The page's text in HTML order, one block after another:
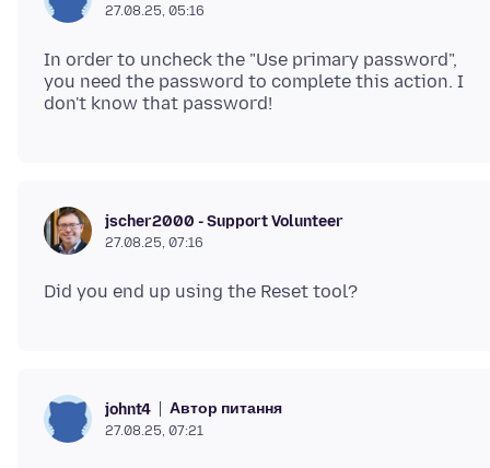
27.08.25, 05:16
In order to uncheck the "Use primary password",
you need the password to complete this action. I
jscher2000 - Support Volunteer
27.08.25, 07:16
johnt4 Автор питання
27.08.25, 07:21